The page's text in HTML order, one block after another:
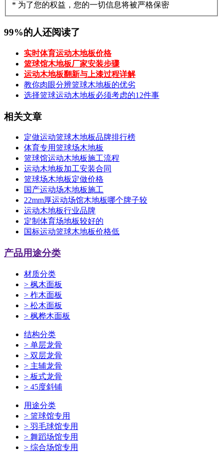
* 为了您的权益，您的一切信息将被严格保密
99%的人还阅读了
实时体育运动木地板价格
篮球馆木地板厂家安装步骤
运动木地板翻新与上漆过程详解
教你肉眼分辨篮球木地板的优劣
选择篮球运动木地板必须考虑的12件事
相关文章
定做运动篮球木地板品牌排行榜
体育专用篮球场木地板
篮球馆运动木地板施工流程
运动木地板加工安装合同
篮球场木地板定做价格
国产运动场木地板施工
22mm厚运动场馆木地板哪个牌子较
运动木地板行业品牌
定制体育场地板较好的
国标运动篮球木地板价格低
产品用途分类
材质分类
> 枫木面板
> 柞木面板
> 松木面板
> 枫桦木面板
结构分类
> 单层龙骨
> 双层龙骨
> 主辅龙骨
> 板式龙骨
> 45度斜铺
用途分类
> 篮球馆专用
> 羽毛球馆专用
> 舞蹈场馆专用
> 综合场馆专用